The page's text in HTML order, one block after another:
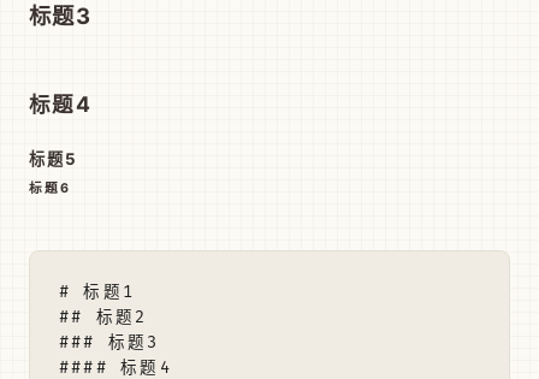
标题3
标题4
标题5
标题6
# 标题1
## 标题2
### 标题3
#### 标题4